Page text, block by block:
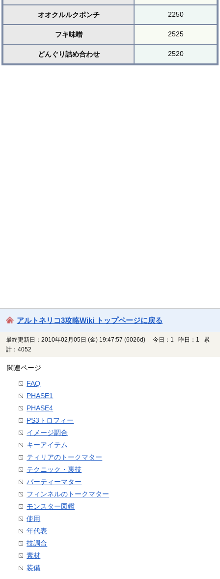
オオクルルクポンチ 2250
フキ味噌 2525
どんぐり詰め合わせ 2520
アルトネリコ3攻略Wiki トップページに戻る
最終更新日：2010年02月05日 (金) 19:47:57 (6026d)
今日：1 昨日：1 累
計：4052
関連ページ
FAQ
PHASE1
PHASE4
PS3トロフィー
イメージ調合
キーアイテム
ティリアのトークマター
テクニック・裏技
パーティーマター
フィンネルのトークマター
モンスター図鑑
使用
年代表
技調合
素材
装備